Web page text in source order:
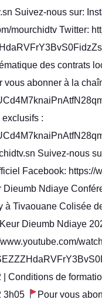
Suivez-nous sur:
mourchidtv Twitter:
des contrats
abonner à la
:
Suivez-nous
Facebook: https://
Dieumb Ndiaye
à Tivaouane Colisée
Dieumb Ndiaye
Conditions de
3h05
Pour vous